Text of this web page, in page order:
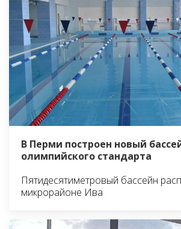
В Перми построен новый
олимпийского стандарта
Пятидесятиметровый бассейн
микрорайоне Ива